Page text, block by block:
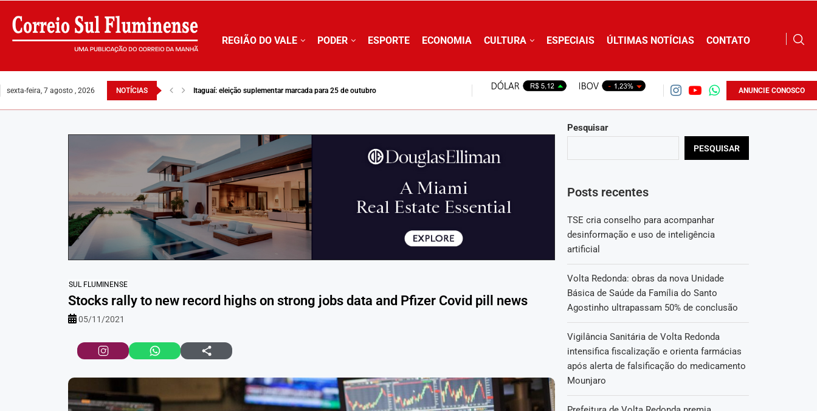
REGIÃO DO VALE PODER ESPORTE ECONOMIA CULTURA ESPECIAIS ÚLTIMAS NOTÍCIAS CONTATO
sexta-feira, 7 agosto , 2026 NOTÍCIAS Itaguaí: eleição suplementar marcada para 25 de outubro
TRE decide alterar locais de votação no Médio Paraíba ANUNCIE CONOSCO
SUL FLUMINENSE
Stocks rally to new record highs on strong jobs data and Pfizer Covid pill news
05/11/2021
Pesquisar
PESQUISAR
Posts recentes
TSE cria conselho para acompanhar
desinformação e uso de inteligência
artificial
Volta Redonda: obras da nova Unidade
Básica de Saúde da Família do Santo
Agostinho ultrapassam 50% de conclusão
Vigilância Sanitária de Volta Redonda
intensifica fiscalização e orienta farmácias
após alerta de falsificação do medicamento
Mounjaro